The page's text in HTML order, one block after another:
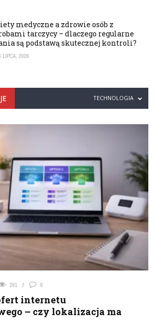
medyczne a zdrowie osób z
tarczycy – dlaczego regularne
są podstawą skutecznej kontroli?
LIPCA, 2026
TECHNOLOGIA
291 0
internetu
– czy lokalizacja ma